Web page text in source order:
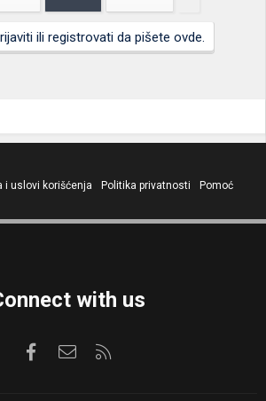
ili registrovati da pišete ovde.
i uslovi korišćenja Politika privatnosti
Pomoć
with us
FacebookKontaktirajte nas